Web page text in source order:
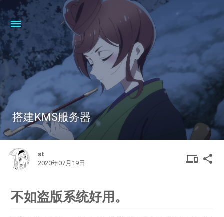
搭建KMS服务器
st
2020年07月19日
share
不如盗版系统好用。